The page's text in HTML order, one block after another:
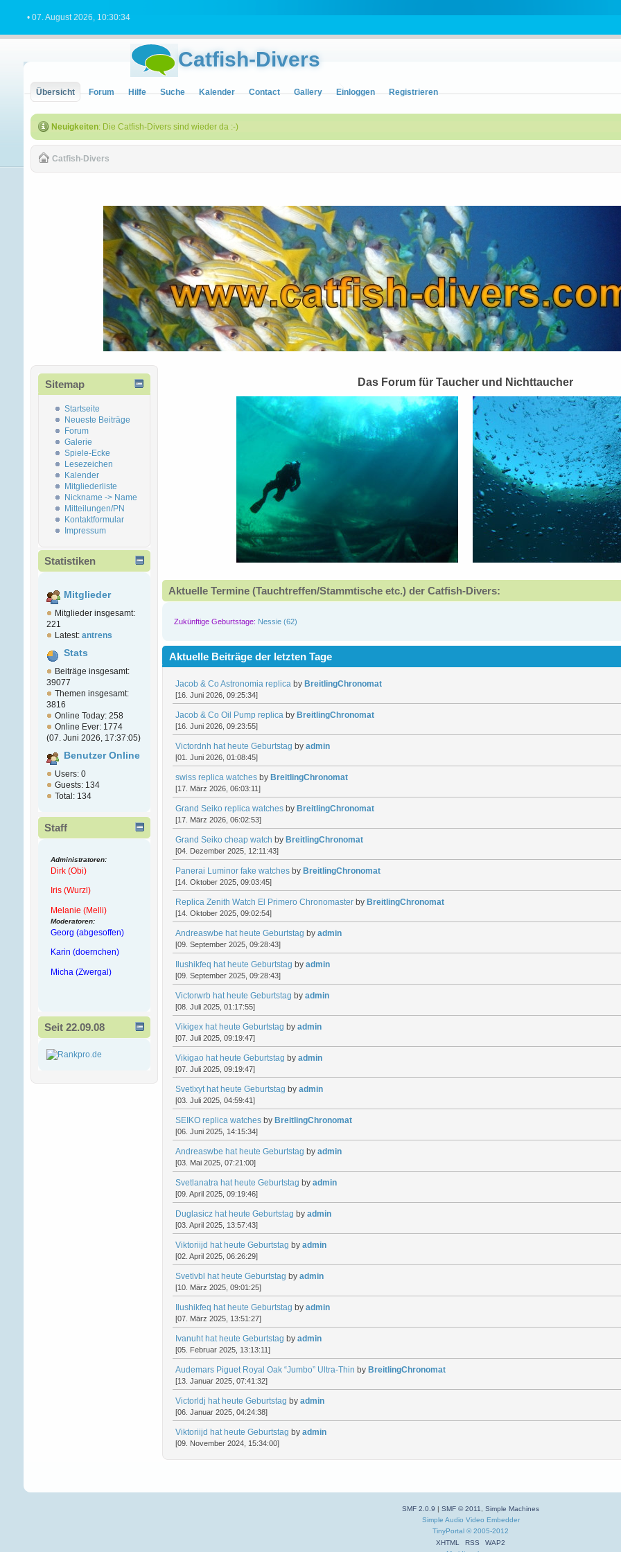
• 07. August 2026, 10:30:34
Catfish-Divers
Übersicht Forum Hilfe Suche Kalender Contact Gallery Einloggen Registrieren
Neuigkeiten: Die Catfish-Divers sind wieder da :-)
Catfish-Divers
Sitemap
Startseite
Neueste Beiträge
Forum
Galerie
Spiele-Ecke
Lesezeichen
Kalender
Mitgliederliste
Nickname -> Name
Mitteilungen/PN
Kontaktformular
Impressum
Statistiken
Mitglieder
Mitglieder insgesamt:
221
Latest: antrens
Stats
Beiträge insgesamt:
39077
Themen insgesamt:
3816
Online Today: 258
Online Ever: 1774
(07. Juni 2026, 17:37:05)
Benutzer Online
Users: 0
Guests: 134
Total: 134
Staff
Administratoren:
Dirk (Obi)
Iris (Wurzl)
Melanie (Melli)
Moderatoren:
Georg (abgesoffen)
Karin (doernchen)
Micha (Zwergal)
Seit 22.09.08
Das Forum für Taucher und Nichttaucher
Aktuelle Termine (Tauchtreffen/Stammtische etc.) der Catfish-Divers:
Zukünftige Geburtstage: Nessie (62)
Aktuelle Beiträge der letzten Tage
Jacob & Co Astronomia replicaby BreitlingChronomat
[16. Juni 2026, 09:25:34]
Jacob & Co Oil Pump replicaby BreitlingChronomat
[16. Juni 2026, 09:23:55]
Victordnh hat heute Geburtstag by admin
[01. Juni 2026, 01:08:45]
swiss replica watchesby BreitlingChronomat
[17. März 2026, 06:03:11]
Grand Seiko replica watchesby BreitlingChronomat
[17. März 2026, 06:02:53]
Grand Seiko cheap watch by BreitlingChronomat
[04. Dezember 2025, 12:11:43]
Panerai Luminor fake watchesby BreitlingChronomat
[14. Oktober 2025, 09:03:45]
Replica Zenith Watch El Primero Chronomasterby BreitlingChronomat
[14. Oktober 2025, 09:02:54]
Andreaswbe hat heute Geburtstag by admin
[09. September 2025, 09:28:43]
Ilushikfeq hat heute Geburtstag by admin
[09. September 2025, 09:28:43]
Victorwrb hat heute Geburtstag by admin
[08. Juli 2025, 01:17:55]
Vikigex hat heute Geburtstag by admin
[07. Juli 2025, 09:19:47]
Vikigao hat heute Geburtstag by admin
[07. Juli 2025, 09:19:47]
Svetlxyt hat heute Geburtstag by admin
[03. Juli 2025, 04:59:41]
SEIKO replica watchesby BreitlingChronomat
[06. Juni 2025, 14:15:34]
Andreaswbe hat heute Geburtstag by admin
[03. Mai 2025, 07:21:00]
Svetlanatra hat heute Geburtstag by admin
[09. April 2025, 09:19:46]
Duglasicz hat heute Geburtstag by admin
[03. April 2025, 13:57:43]
Viktoriijd hat heute Geburtstag by admin
[02. April 2025, 06:26:29]
Svetlvbl hat heute Geburtstag by admin
[10. März 2025, 09:01:25]
Ilushikfeq hat heute Geburtstag by admin
[07. März 2025, 13:51:27]
Ivanuht hat heute Geburtstag by admin
[05. Februar 2025, 13:13:11]
Audemars Piguet Royal Oak “Jumbo” Ultra-Thin by BreitlingChronomat
[13. Januar 2025, 07:41:32]
Victorldj hat heute Geburtstag by admin
[06. Januar 2025, 04:24:38]
Viktoriijd hat heute Geburtstag by admin
[09. November 2024, 15:34:00]
SMF 2.0.9 |SMF © 2011,Simple Machines
Simple Audio Video Embedder
TinyPortal © 2005-2012
XHTML
RSS
WAP2